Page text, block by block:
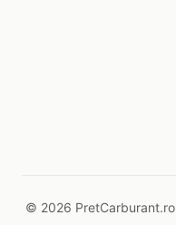
© 2026